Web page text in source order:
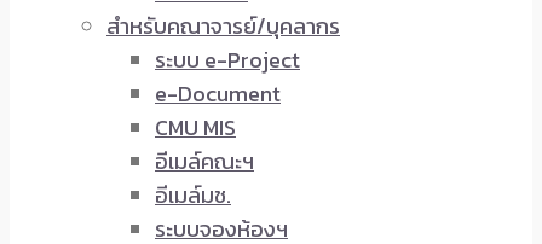
สำหรับคณาจารย์/บุคลากร
ระบบ e-Project
e-Document
CMU MIS
อีเมล์คณะฯ
อีเมล์มช.
ระบบจองห้องฯ